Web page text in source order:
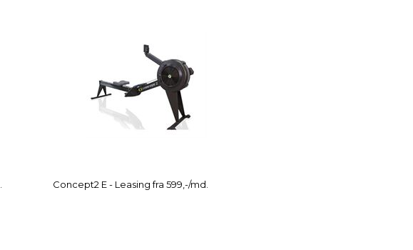
Concept2 E - Leasing fra 599,-/md.